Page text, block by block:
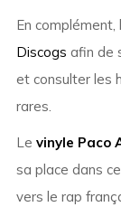
En
Discogs afin de
et consulter les
rares.
Le vinyle Paco
sa place dans
vers le rap